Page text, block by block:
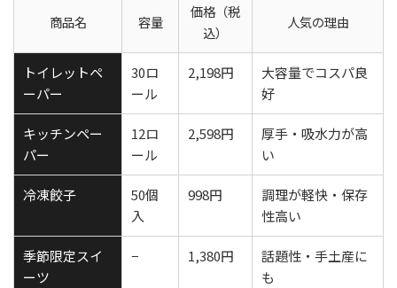
商品名 容量
価格（税
込）
人気の理由
トイレットペ
ーパー
30ロ
ール
2,198円
大容量でコスパ良
好
キッチンペー
パー
12ロ
ール
2,598円
厚手・吸水力が高
い
冷凍餃子
50個
入
998円
調理が軽快・保存
性高い
季節限定スイ
ーツ
− 1,380円
話題性・手土産に
も